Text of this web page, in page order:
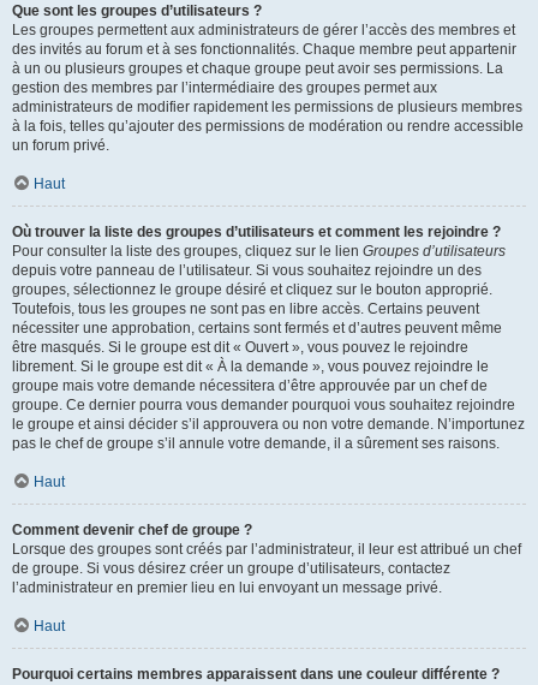
Que sont les groupes d’utilisateurs ?
Les groupes permettent aux administrateurs de gérer l’accès des membres et
des invités au forum et à ses fonctionnalités. Chaque membre peut appartenir
à un ou plusieurs groupes et chaque groupe peut avoir ses permissions. La
gestion des membres par l’intermédiaire des groupes permet aux
administrateurs de modifier rapidement les permissions de plusieurs membres
à la fois, telles qu’ajouter des permissions de modération ou rendre accessible
un forum privé.
Haut
Où trouver la liste des groupes d’utilisateurs et comment les rejoindre ?
Pour consulter la liste des groupes, cliquez sur le lien Groupes d’utilisateurs
depuis votre panneau de l’utilisateur. Si vous souhaitez rejoindre un des
groupes, sélectionnez le groupe désiré et cliquez sur le bouton approprié.
Toutefois, tous les groupes ne sont pas en libre accès. Certains peuvent
nécessiter une approbation, certains sont fermés et d’autres peuvent même
être masqués. Si le groupe est dit « Ouvert », vous pouvez le rejoindre
librement. Si le groupe est dit « À la demande », vous pouvez rejoindre le
groupe mais votre demande nécessitera d’être approuvée par un chef de
groupe. Ce dernier pourra vous demander pourquoi vous souhaitez rejoindre
le groupe et ainsi décider s’il approuvera ou non votre demande. N’importunez
pas le chef de groupe s’il annule votre demande, il a sûrement ses raisons.
Haut
Comment devenir chef de groupe ?
Lorsque des groupes sont créés par l’administrateur, il leur est attribué un chef
de groupe. Si vous désirez créer un groupe d’utilisateurs, contactez
l’administrateur en premier lieu en lui envoyant un message privé.
Haut
Pourquoi certains membres apparaissent dans une couleur différente ?